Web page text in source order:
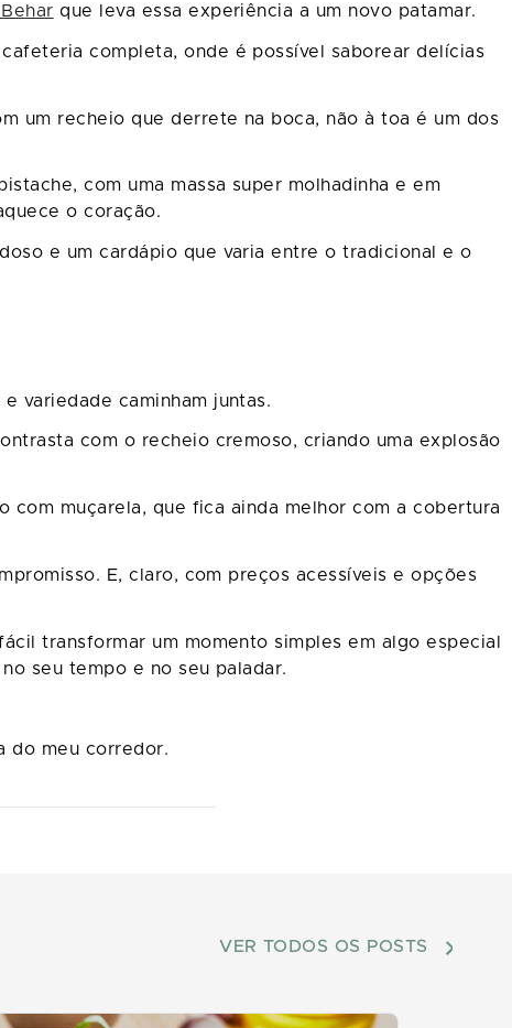
que leva essa experiência a um novo patamar.
completa, onde é possível saborear delícias
um recheio que derrete na boca, não à toa é um dos
com uma massa super molhadinha e em
o coração.
e um cardápio que varia entre o tradicional e o
variedade caminham juntas.
com o recheio cremoso, criando uma explosão
muçarela, que fica ainda melhor com a cobertura
E, claro, com preços acessíveis e opções
transformar um momento simples em algo especial
seu tempo e no seu paladar.
do meu corredor.
VER TODOS OS POSTS